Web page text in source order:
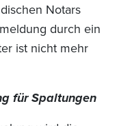
Notars
durch ein
ist nicht mehr
für Spaltungen